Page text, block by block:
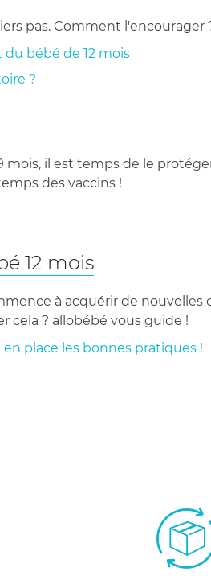
pas. Comment l'encourager
bébé de 12 mois
?
mois, il est temps de le
des vaccins !
12 mois
à acquérir de
cela ? allobébé vous guide !
place les bonnes pratiques !